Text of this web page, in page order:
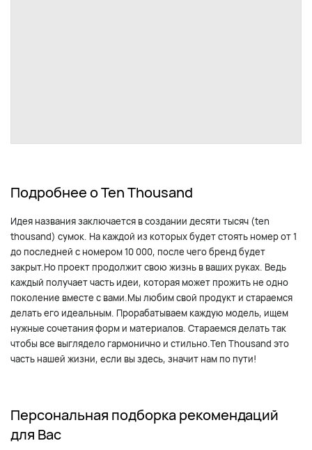
Подробнее о Ten Thousand
Идея названия заключается в создании десяти тысяч (ten
thousand) сумок. На каждой из которых будет стоять номер от 1
до последней с номером 10 000, после чего бренд будет
закрыт.Но проект продолжит свою жизнь в ваших руках. Ведь
каждый получает часть идеи, которая может прожить не одно
поколение вместе с вами.Мы любим свой продукт и стараемся
делать его идеальным. Прорабатываем каждую модель, ищем
нужные сочетания форм и материалов. Стараемся делать так
чтобы все выглядело гармонично и стильно.Ten Thousand это
часть нашей жизни, если вы здесь, значит нам по пути!
Персональная подборка рекомендаций
для Вас